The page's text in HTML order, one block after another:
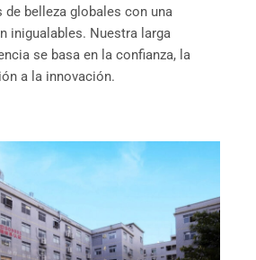
de belleza globales con una
inigualables. Nuestra larga
se basa en la confianza, la
a la innovación.